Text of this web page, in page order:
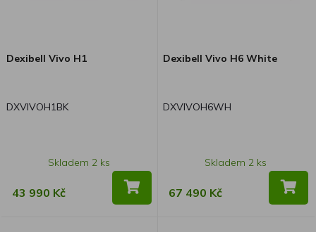
Dexibell Vivo H1
DXVIVOH1BK
Skladem 2 ks
43 990 Kč
Dexibell Vivo H6 White
DXVIVOH6WH
Skladem 2 ks
67 490 Kč